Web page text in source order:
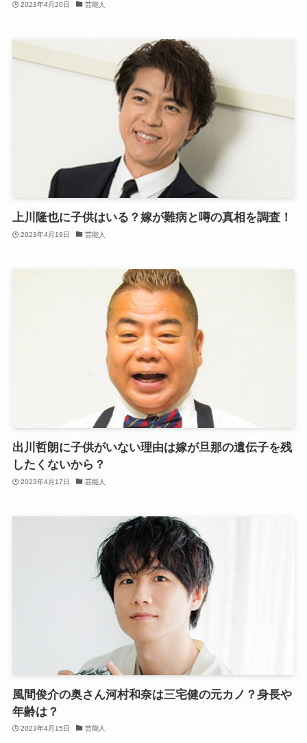
2023年4月20日 芸能人
上川隆也に子供はいる？嫁が難病と噂の真相を調査！
2023年4月19日 芸能人
出川哲朗に子供がいない理由は嫁が旦那の遺伝子を残
したくないから？
2023年4月17日 芸能人
風間俊介の奥さん河村和奈は三宅健の元カノ？身長や
年齢は？
2023年4月15日 芸能人